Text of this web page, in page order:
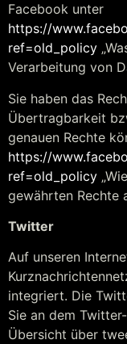
Facebook unter
https://
ref=old_policy
Verarbeitung von
Sie haben das
Übertragbarkeit
genauen Rechte
https://
ref=old_policy
gewährten Rechte
Twitter
Auf unseren
integriert. Die
Sie an dem
Übersicht über